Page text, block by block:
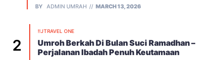
BY ADMIN UMRAH MARCH 13, 2026
!!JTRAVEL ONE
Umroh Berkah Di Bulan Suci Ramadhan –
Perjalanan Ibadah Penuh Keutamaan